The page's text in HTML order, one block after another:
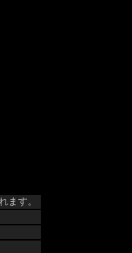
ます。